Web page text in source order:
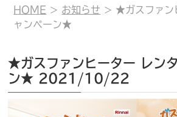
HOME お知らせ
★ガスファン
ャンペーン★
★ガスファンヒーター レン
ン★ 2021/10/22